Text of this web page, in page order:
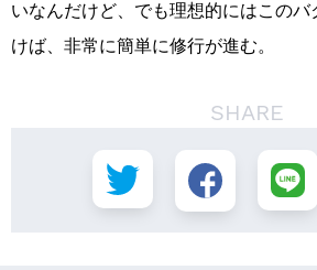
いなんだけど、でも理想的にはこのバ
けば、非常に簡単に修行が進む。
SHARE